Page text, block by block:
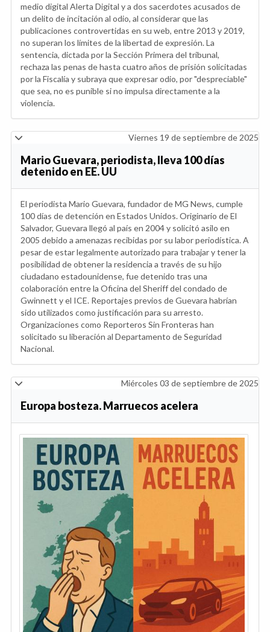
medio digital Alerta Digital y a dos sacerdotes acusados de
un delito de incitación al odio, al considerar que las
publicaciones controvertidas en su web, entre 2013 y 2019,
no superan los límites de la libertad de expresión. La
sentencia, dictada por la Sección Primera del tribunal,
rechaza las penas de hasta cuatro años de prisión solicitadas
por la Fiscalía y subraya que expresar odio, por "despreciable"
que sea, no es punible si no impulsa directamente a la
violencia.
Viernes 19 de septiembre de 2025
Mario Guevara, periodista, lleva 100 días
detenido en EE. UU
El periodista Mario Guevara, fundador de MG News, cumple
100 días de detención en Estados Unidos. Originario de El
Salvador, Guevara llegó al país en 2004 y solicitó asilo en
2005 debido a amenazas recibidas por su labor periodística. A
pesar de estar legalmente autorizado para trabajar y tener la
posibilidad de obtener la residencia a través de su hijo
ciudadano estadounidense, fue detenido tras una
colaboración entre la Oficina del Sheriff del condado de
Gwinnett y el ICE. Reportajes previos de Guevara habrían
sido utilizados como justificación para su arresto.
Organizaciones como Reporteros Sin Fronteras han
solicitado su liberación al Departamento de Seguridad
Nacional.
Miércoles 03 de septiembre de 2025
Europa bosteza. Marruecos acelera